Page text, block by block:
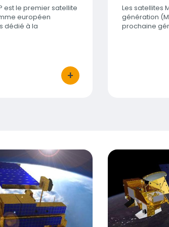
est le premier satellite
européen
dédié à la
+
bouton d'actions
Les satellites
génération
prochaine
Titre
Aqua
Visuel